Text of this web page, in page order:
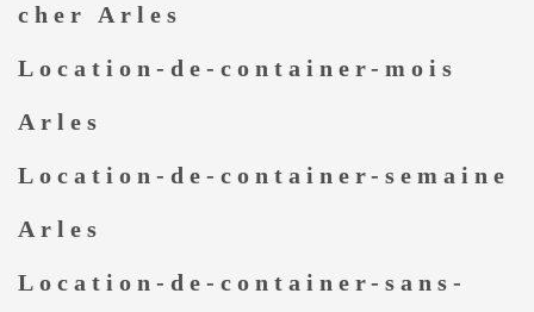
cher Arles
Location-de-container-mois
Arles
Location-de-container-semaine
Arles
Location-de-container-sans-